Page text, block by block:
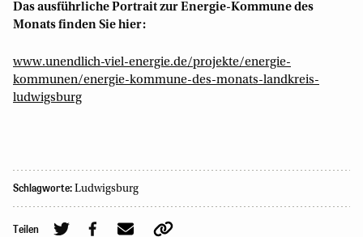
Das ausführliche Portrait zur Energie-Kommune des
Monats finden Sie hier:
www.unendlich-viel-energie.de/projekte/energie-
kommunen/energie-kommune-des-monats-landkreis-
ludwigsburg
Schlagworte: Ludwigsburg
Teilen